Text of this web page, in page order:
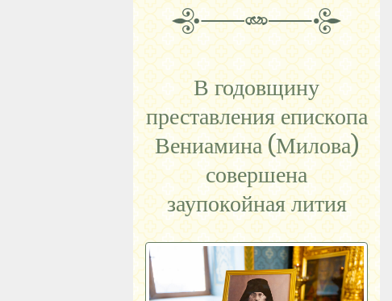
В годовщину
преставления епископа
Вениамина (Милова)
совершена
заупокойная лития